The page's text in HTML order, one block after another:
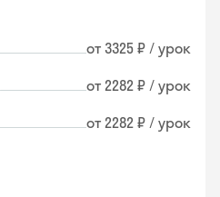
от 3325 ₽ / урок
от 2282 ₽ / урок
от 2282 ₽ / урок